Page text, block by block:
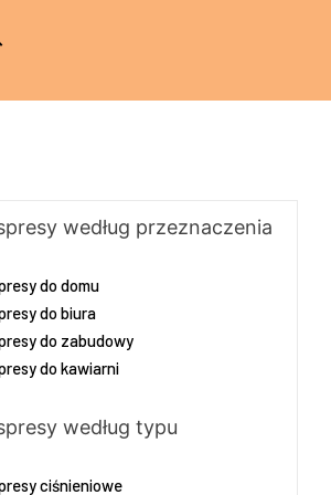
według przeznaczenia
do domu
do biura
do zabudowy
do kawiarni
według typu
ciśnieniowe